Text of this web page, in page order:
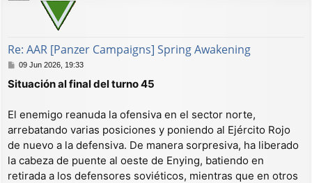
Re: AAR [Panzer Campaigns] Spring Awakening
M
n
a
j
e
09 Jun 2026, 19:33
Situación al final del turno 45
El enemigo reanuda la ofensiva en el sector norte,
arrebatando varias posiciones y poniendo al Ejército Rojo
de nuevo a la defensiva. De manera sorpresiva, ha liberado
la cabeza de puente al oeste de Enying, batiendo en
retirada a los defensores soviéticos, mientras que en otros